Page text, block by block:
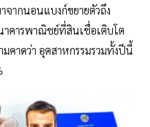
ากนอนแบงก์ขยายตัวถึง
คารพาณิชย์ที่สินเชื่อเติบโต
มคาดว่า อุตสาหกรรมรวมทั้งปีนี้